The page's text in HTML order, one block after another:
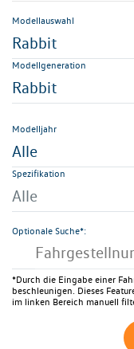
Modellauswahl
Rabbit
Modellgeneration
Rabbit
Modelljahr
Alle
Spezifikation
Alle
Optionale Suche*:
*Durch die Eingabe einer
beschleunigen. Dieses
im linken Bereich manuell